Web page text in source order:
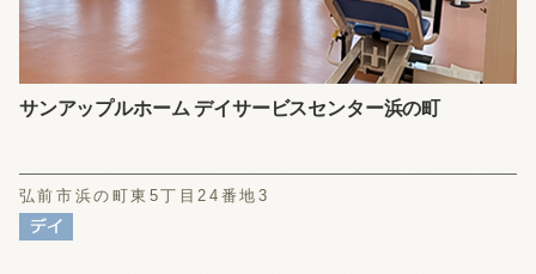
サンアップルホーム デイサービスセンター浜の町
弘前市浜の町東5丁目24番地3